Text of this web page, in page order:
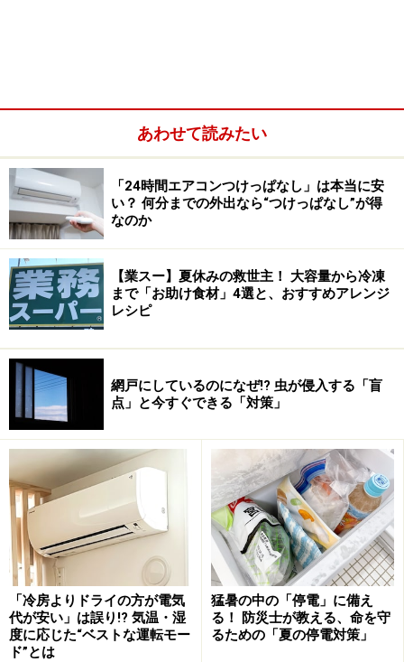
ストラップがついていて便利！ NaRaYaの
「モバイルバッグ」
ダイソーで買えるNaRaYa（ナラヤ）のモバイルバッグ
落ち着いた光沢のあるピンクベージュの「モバイルバッ
グ」。ストラップがついているので持ちやすく、カバン
の中に入れておいても見つけやすくなっています。
あわせて読みたい
「24時間エアコンつけっぱなし」は本当に安
い？ 何分までの外出なら“つけっぱなし”が得
なのか
【業スー】夏休みの救世主！ 大容量から冷凍
まで「お助け食材」4選と、おすすめアレンジ
レシピ
網戸にしているのになぜ!? 虫が侵入する「盲
点」と今すぐできる「対策」
「冷房よりドライの方が電気
代が安い」は誤り!? 気温・湿
度に応じた“ベストな運転モー
ド”とは
猛暑の中の「停電」に備え
る！ 防災士が教える、命を守
るための「夏の停電対策」